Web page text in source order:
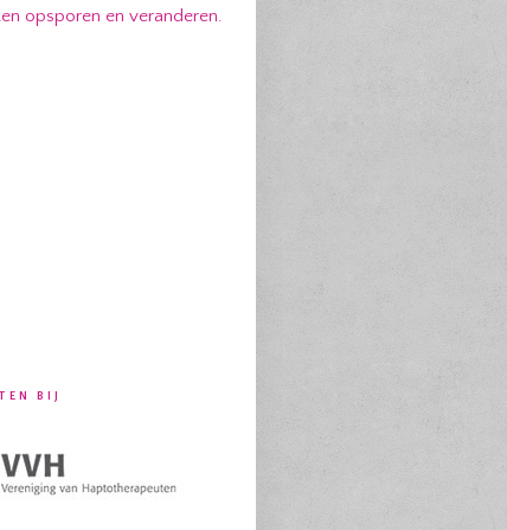
opsporen en veranderen.
BIJ